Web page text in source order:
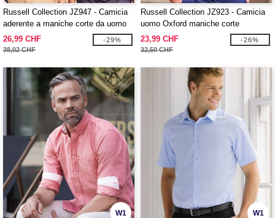
Russell Collection JZ947 - Camicia
aderente a maniche corte da uomo
26,99 CHF
38,02 CHF
-29%
Russell Collection JZ923 - Camicia
uomo Oxford maniche corte
23,99 CHF
32,50 CHF
-26%
W1 W1